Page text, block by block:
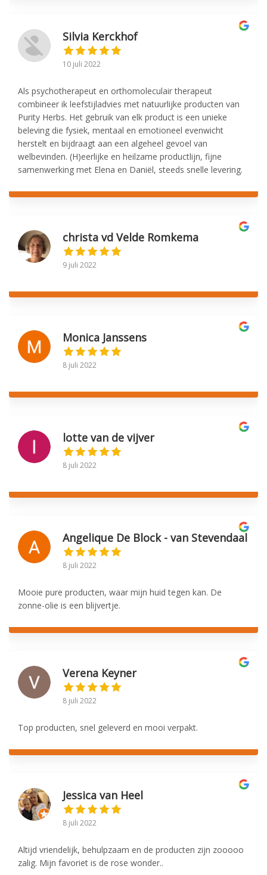
Silvia Kerckhof
10 juli 2022
Als psychotherapeut en orthomoleculair therapeut
combineer ik leefstijladvies met natuurlijke producten van
Purity Herbs. Het gebruik van elk product is een unieke
beleving die fysiek, mentaal en emotioneel evenwicht
herstelt en bijdraagt aan een algeheel gevoel van
welbevinden. (H)eerlijke en heilzame productlijn, fijne
samenwerking met Elena en Daniël, steeds snelle levering.
christa vd Velde Romkema
9 juli 2022
Monica Janssens
8 juli 2022
lotte van de vijver
8 juli 2022
Angelique De Block - van Stevendaal
8 juli 2022
Mooie pure producten, waar mijn huid tegen kan. De
zonne-olie is een blijvertje.
Verena Keyner
8 juli 2022
Top producten, snel geleverd en mooi verpakt.
Jessica van Heel
8 juli 2022
Altijd vriendelijk, behulpzaam en de producten zijn zooooo
zalig. Mijn favoriet is de rose wonder..